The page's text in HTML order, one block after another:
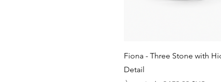
Aperçu rapide
Fiona - Three Stone with
Detail